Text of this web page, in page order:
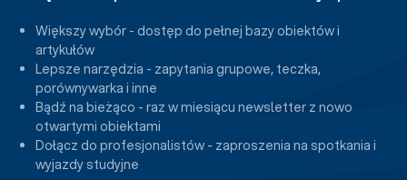
Większy wybór - dostęp do pełnej bazy obiektów i
artykułów
Lepsze narzędzia - zapytania grupowe, teczka,
porównywarka i inne
Bądź na bieżąco - raz w miesiącu newsletter z nowo
otwartymi obiektami
Dołącz do profesjonalistów - zaproszenia na spotkania i
wyjazdy studyjne